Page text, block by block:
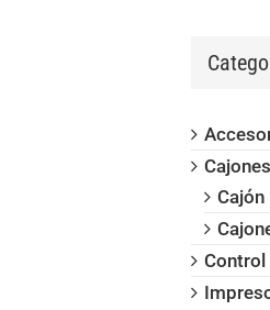
Cajones
Control